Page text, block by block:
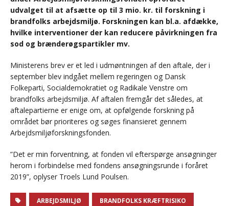
udvalget til at afsætte op til 3 mio. kr. til forskning i
brandfolks arbejdsmiljø. Forskningen kan bl.a. afdække,
hvilke interventioner der kan reducere påvirkningen fra
sod og brænderøgspartikler mv.
Ministerens brev er et led i udmøntningen af den aftale, der i
september blev indgået mellem regeringen og Dansk
Folkeparti, Socialdemokratiet og Radikale Venstre om
brandfolks arbejdsmiljø. Af aftalen fremgår det således, at
aftalepartierne er enige om, at opfølgende forskning på
området bør prioriteres og søges finansieret gennem
Arbejdsmiljøforskningsfonden.
”Det er min forventning, at fonden vil efterspørge ansøgninger
herom i forbindelse med fondens ansøgningsrunde i foråret
2019”, oplyser Troels Lund Poulsen.
ARBEJDSMILJØ BRANDFOLKS KRÆFTRISIKO